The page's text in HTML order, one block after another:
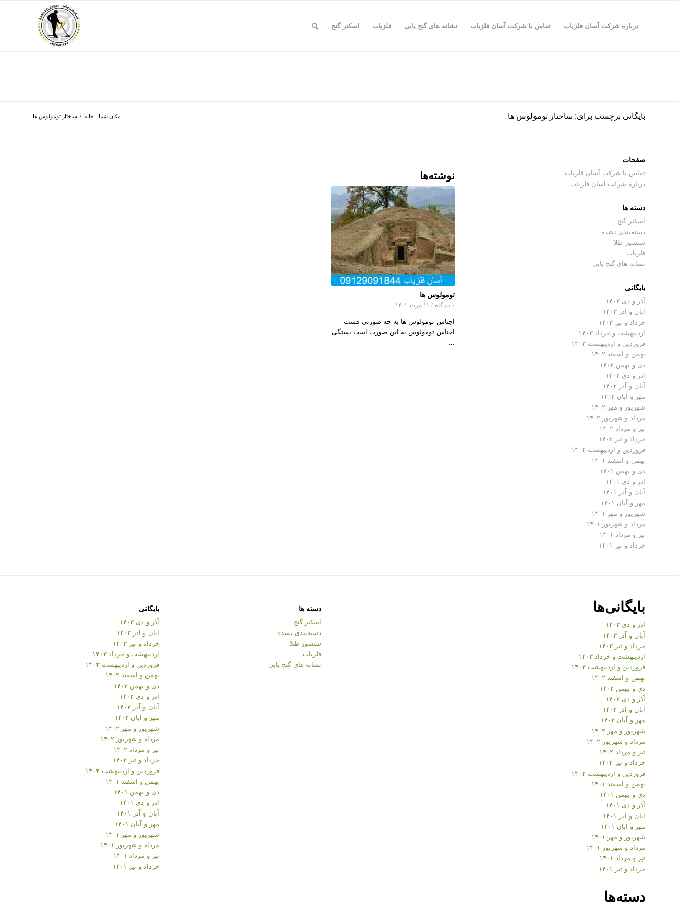
درباره شرکت آسان فلزیاب تماس با شرکت آسان فلزیاب نشانه های گنج یابی فلزیاب اسکنر گنج
بایگانی برچسب برای: ساختار تومولوس ها مکان شما: خانه / ساختار تومولوس ها
نوشته‌ها
تومولوس ها
۰ دیدگاه / ۱۱ مرداد ۱۴۰۱
اجناس تومولوس ها به چه صورتی هست
اجناس تومولوس به این صورت است بستگی
…
صفحات
تماس با شرکت آسان فلزیاب
درباره شرکت آسان فلزیاب
دسته ها
اسکنر گنج
دسته‌بندی نشده
سنسور طلا
فلزیاب
نشانه های گنج یابی
بایگانی
آذر و دی ۱۴۰۳
آبان و آذر ۱۴۰۳
خرداد و تیر ۱۴۰۳
اردیبهشت و خرداد ۱۴۰۳
فروردین و اردیبهشت ۱۴۰۳
بهمن و اسفند ۱۴۰۲
دی و بهمن ۱۴۰۲
آذر و دی ۱۴۰۲
آبان و آذر ۱۴۰۲
مهر و آبان ۱۴۰۲
شهریور و مهر ۱۴۰۲
مرداد و شهریور ۱۴۰۲
تیر و مرداد ۱۴۰۲
خرداد و تیر ۱۴۰۲
فروردین و اردیبهشت ۱۴۰۲
بهمن و اسفند ۱۴۰۱
دی و بهمن ۱۴۰۱
آذر و دی ۱۴۰۱
آبان و آذر ۱۴۰۱
مهر و آبان ۱۴۰۱
شهریور و مهر ۱۴۰۱
مرداد و شهریور ۱۴۰۱
تیر و مرداد ۱۴۰۱
خرداد و تیر ۱۴۰۱
بایگانی‌ها
آذر و دی ۱۴۰۳
آبان و آذر ۱۴۰۳
خرداد و تیر ۱۴۰۳
اردیبهشت و خرداد ۱۴۰۳
فروردین و اردیبهشت ۱۴۰۳
بهمن و اسفند ۱۴۰۲
دی و بهمن ۱۴۰۲
آذر و دی ۱۴۰۲
آبان و آذر ۱۴۰۲
مهر و آبان ۱۴۰۲
شهریور و مهر ۱۴۰۲
مرداد و شهریور ۱۴۰۲
تیر و مرداد ۱۴۰۲
خرداد و تیر ۱۴۰۲
فروردین و اردیبهشت ۱۴۰۲
بهمن و اسفند ۱۴۰۱
دی و بهمن ۱۴۰۱
آذر و دی ۱۴۰۱
آبان و آذر ۱۴۰۱
مهر و آبان ۱۴۰۱
شهریور و مهر ۱۴۰۱
مرداد و شهریور ۱۴۰۱
تیر و مرداد ۱۴۰۱
خرداد و تیر ۱۴۰۱
دسته‌ها
دسته ها
اسکنر گنج
دسته‌بندی نشده
سنسور طلا
فلزیاب
نشانه های گنج یابی
بایگانی
آذر و دی ۱۴۰۳
آبان و آذر ۱۴۰۳
خرداد و تیر ۱۴۰۳
اردیبهشت و خرداد ۱۴۰۳
فروردین و اردیبهشت ۱۴۰۳
بهمن و اسفند ۱۴۰۲
دی و بهمن ۱۴۰۲
آذر و دی ۱۴۰۲
آبان و آذر ۱۴۰۲
مهر و آبان ۱۴۰۲
شهریور و مهر ۱۴۰۲
مرداد و شهریور ۱۴۰۲
تیر و مرداد ۱۴۰۲
خرداد و تیر ۱۴۰۲
فروردین و اردیبهشت ۱۴۰۲
بهمن و اسفند ۱۴۰۱
دی و بهمن ۱۴۰۱
آذر و دی ۱۴۰۱
آبان و آذر ۱۴۰۱
مهر و آبان ۱۴۰۱
شهریور و مهر ۱۴۰۱
مرداد و شهریور ۱۴۰۱
تیر و مرداد ۱۴۰۱
خرداد و تیر ۱۴۰۱